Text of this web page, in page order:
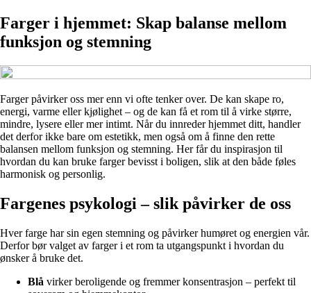
Farger i hjemmet: Skap balanse mellom
funksjon og stemning
Farger påvirker oss mer enn vi ofte tenker over. De kan skape ro,
energi, varme eller kjølighet – og de kan få et rom til å virke større,
mindre, lysere eller mer intimt. Når du innreder hjemmet ditt, handler
det derfor ikke bare om estetikk, men også om å finne den rette
balansen mellom funksjon og stemning. Her får du inspirasjon til
hvordan du kan bruke farger bevisst i boligen, slik at den både føles
harmonisk og personlig.
Fargenes psykologi – slik påvirker de oss
Hver farge har sin egen stemning og påvirker humøret og energien vår.
Derfor bør valget av farger i et rom ta utgangspunkt i hvordan du
ønsker å bruke det.
Blå virker beroligende og fremmer konsentrasjon – perfekt til